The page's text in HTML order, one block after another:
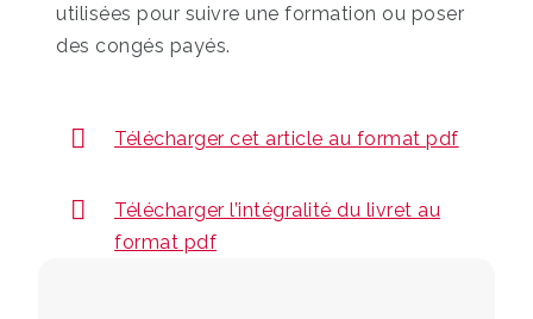
utilisées pour suivre une formation ou poser
des congés payés.
Télécharger cet article au format pdf
Télécharger l’intégralité du livret au
format pdf